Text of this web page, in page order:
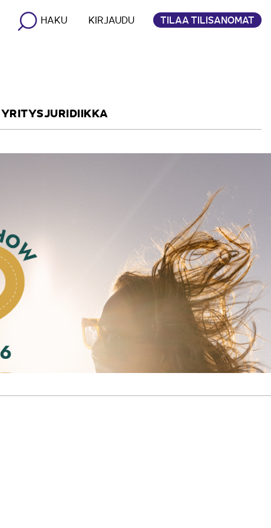
HAKU KIRJAUDU TILAA TILISANOMAT
YRITYSJURIDIIKKA